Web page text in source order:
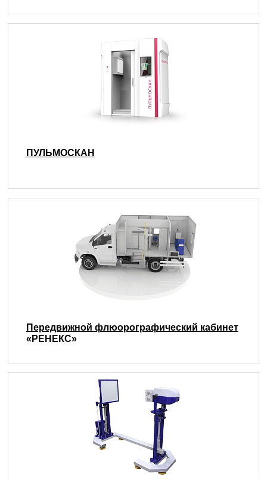
ПУЛЬМОСКАН
Передвижной флюорографический кабинет
«РЕНЕКС»